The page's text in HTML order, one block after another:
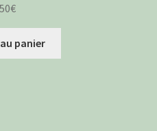
€
panier